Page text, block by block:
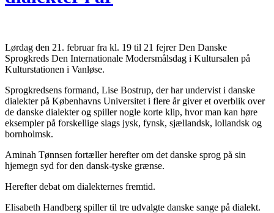
Lørdag den 21. februar fra kl. 19 til 21 fejrer Den Danske
Sprogkreds Den Internationale Modersmålsdag i Kultursalen på
Kulturstationen i Vanløse.
Sprogkredsens formand, Lise Bostrup, der har undervist i danske
dialekter på Københavns Universitet i flere år giver et overblik over
de danske dialekter og spiller nogle korte klip, hvor man kan høre
eksempler på forskellige slags jysk, fynsk, sjællandsk, lollandsk og
bornholmsk.
Aminah Tønnsen fortæller herefter om det danske sprog på sin
hjemegn syd for den dansk-tyske grænse.
Herefter debat om dialekternes fremtid.
Elisabeth Handberg spiller til tre udvalgte danske sange på dialekt.